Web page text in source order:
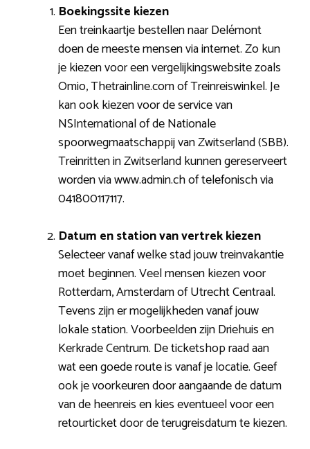
Boekingssite kiezen
Een treinkaartje bestellen naar Delémont
doen de meeste mensen via internet. Zo kun
je kiezen voor een vergelijkingswebsite zoals
Omio, Thetrainline.com of Treinreiswinkel. Je
kan ook kiezen voor de service van
NSInternational of de Nationale
spoorwegmaatschappij van Zwitserland (SBB).
Treinritten in Zwitserland kunnen gereserveert
worden via www.admin.ch of telefonisch via
041800117117.
Datum en station van vertrek kiezen
Selecteer vanaf welke stad jouw treinvakantie
moet beginnen. Veel mensen kiezen voor
Rotterdam, Amsterdam of Utrecht Centraal.
Tevens zijn er mogelijkheden vanaf jouw
lokale station. Voorbeelden zijn Driehuis en
Kerkrade Centrum. De ticketshop raad aan
wat een goede route is vanaf je locatie. Geef
ook je voorkeuren door aangaande de datum
van de heenreis en kies eventueel voor een
retourticket door de terugreisdatum te kiezen.